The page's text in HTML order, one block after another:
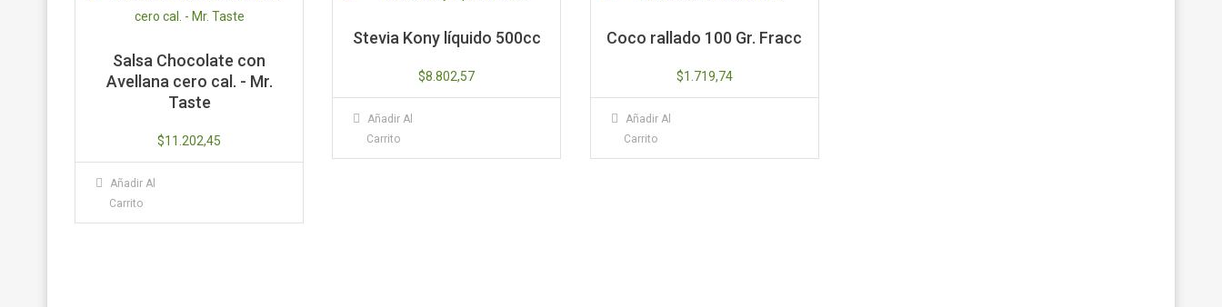
Salsa Chocolate con
Avellana cero cal. - Mr.
Taste
$11.202,45
Añadir Al
Carrito
Stevia Kony líquido 500cc
$8.802,57
Añadir Al
Carrito
Coco rallado 100 Gr. Fracc
$1.719,74
Añadir Al
Carrito